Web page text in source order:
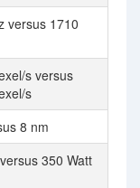
versus 1710
s versus
s
8 nm
350 Watt